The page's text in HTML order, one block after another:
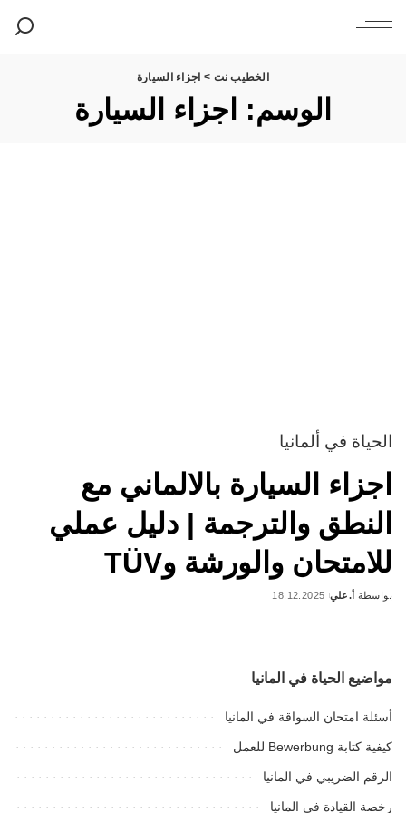
الخطيب نت > اجزاء السيارة
الوسم: اجزاء السيارة
الحياة في ألمانيا
اجزاء السيارة بالالماني مع
النطق والترجمة | دليل عملي
للامتحان والورشة وTÜV
Posted
بواسطة أ.علي 18.12.2025
مواضيع الحياة في المانيا
أسئلة امتحان السواقة في المانيا
كيفية كتابة Bewerbung للعمل
الرقم الضريبي في المانيا
رخصة القيادة في المانيا